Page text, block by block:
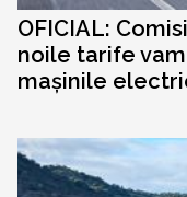
OFICIAL:
noile tarife
mașinile